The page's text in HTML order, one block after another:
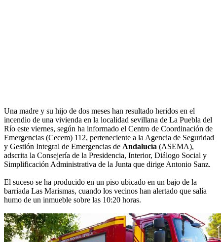
Una madre y su hijo de dos meses han resultado heridos en el
incendio de una vivienda en la localidad sevillana de La Puebla del
Río este viernes, según ha informado el Centro de Coordinación de
Emergencias (Cecem) 112, perteneciente a la Agencia de Seguridad
y Gestión Integral de Emergencias de Andalucía (ASEMA),
adscrita la Consejería de la Presidencia, Interior, Diálogo Social y
Simplificación Administrativa de la Junta que dirige Antonio Sanz.
El suceso se ha producido en un piso ubicado en un bajo de la
barriada Las Marismas, cuando los vecinos han alertado que salía
humo de un inmueble sobre las 10:20 horas.